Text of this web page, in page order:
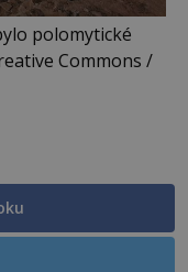
polomytické
Commons /